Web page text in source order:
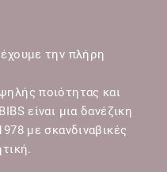
την πλήρη
ποιότητας και
είναι μια δανέζικη
με σκανδιναβικές